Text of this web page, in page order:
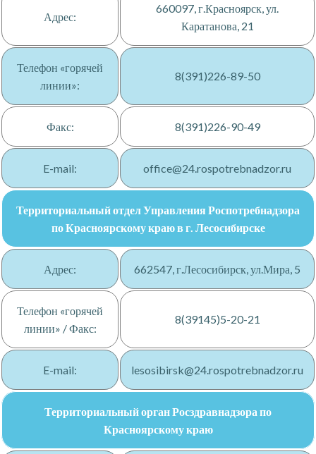
Адрес:
660097, г.Красноярск, ул.
Каратанова, 21
Телефон «горячей
линии»:
8(391)226-89-50
Факс: 8(391)226-90-49
E-mail: office@24.rospotrebnadzor.ru
Территориальный отдел Управления Роспотребнадзора
по Красноярскому краю в г. Лесосибирске
Адрес: 662547, г.Лесосибирск, ул.Мира, 5
Телефон «горячей
линии» / Факс:
8(39145)5-20-21
E-mail: lesosibirsk@24.rospotrebnadzor.ru
Территориальный орган Росздравнадзора по
Красноярскому краю